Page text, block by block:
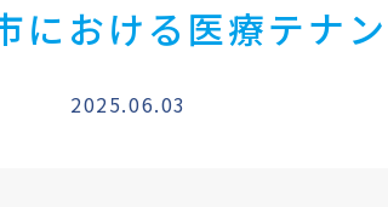
における医療テナ
2025.06.03